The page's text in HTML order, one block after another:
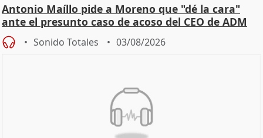
Antonio Maíllo pide a Moreno que "dé la cara"
ante el presunto caso de acoso del CEO de ADM
Sonido Totales 03/08/2026